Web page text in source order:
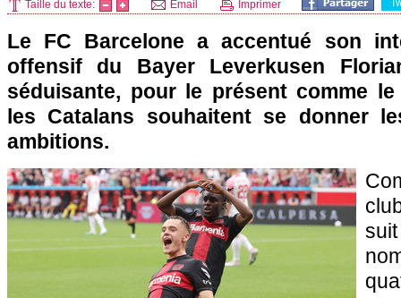
Taille du texte: Email Imprimer
Le FC Barcelone a accentué son
offensif du Bayer Leverkusen
séduisante, pour le présent comme
les Catalans souhaitent se donner
ambitions.